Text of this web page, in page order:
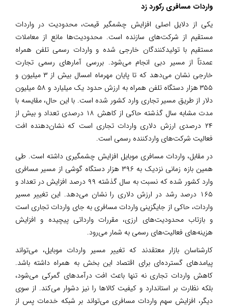
واردات مسافری رکورد زد
یکی از دلایل اصلی افزایش چشمگیر قیمت، محدودیت در واردات
مستقیم از شرکت‌های سازنده است. محدودیت‌ها مانع از معاملات
مستقیم با تولیدکنندگان خارجی شده و واردات رسمی تلفن همراه
عمدتاً از مسیر دبی انجام می‌شود. بررسی آمارهای رسمی تجارت
خارجی نشان می‌دهد که تا پایان مهرماه امسال بیش از ۳ میلیون و
۳۵۵ هزار دستگاه تلفن همراه به ارزش حدود یک میلیارد و ۵۸ میلیون
دلار از طریق مسیر تجاری وارد کشور شده است. با این حال، مقایسه با
مدت مشابه سال گذشته حاکی از کاهش ۱۸ درصدی تعداد و بیش از
۲۴ درصدی ارزش دلاری واردات تجاری است که نشان‌دهنده افت
فعالیت شرکت‌های واردکننده رسمی است.
در مقابل، واردات مسافری موبایل افزایش چشمگیری داشته است. طی
همین بازه زمانی نزدیک به ۳۹۶ هزار دستگاه گوشی از مسیر مسافری
وارد کشور شده که نسبت به سال گذشته ۹۹ درصد افزایش در تعداد و
۱۶۵ درصد رشد در ارزش دلاری را نشان می‌دهد. این تغییر مسیر
واردات، حاکی از جایگزینی واردات مسافری به جای واردات تجاری است
و بازتاب محدودیت‌های ارزی، مقررات وارداتی پیچیده و افزایش
هزینه‌های فعالیت‌های رسمی به شمار می‌رود.
کارشناسان بازار معتقدند که تغییر مسیر واردات موبایل، می‌تواند
پیامدهای گسترده‌ای برای اقتصاد این بخش به همراه داشته باشد.
کاهش واردات تجاری نه تنها باعث افت درآمدهای گمرکی می‌شود،
بلکه نظارت بر استاندارد و کیفیت کالاها را نیز دشوار می‌کند. از سوی
دیگر، افزایش سهم واردات مسافری می‌تواند بر شبکه خدمات پس از